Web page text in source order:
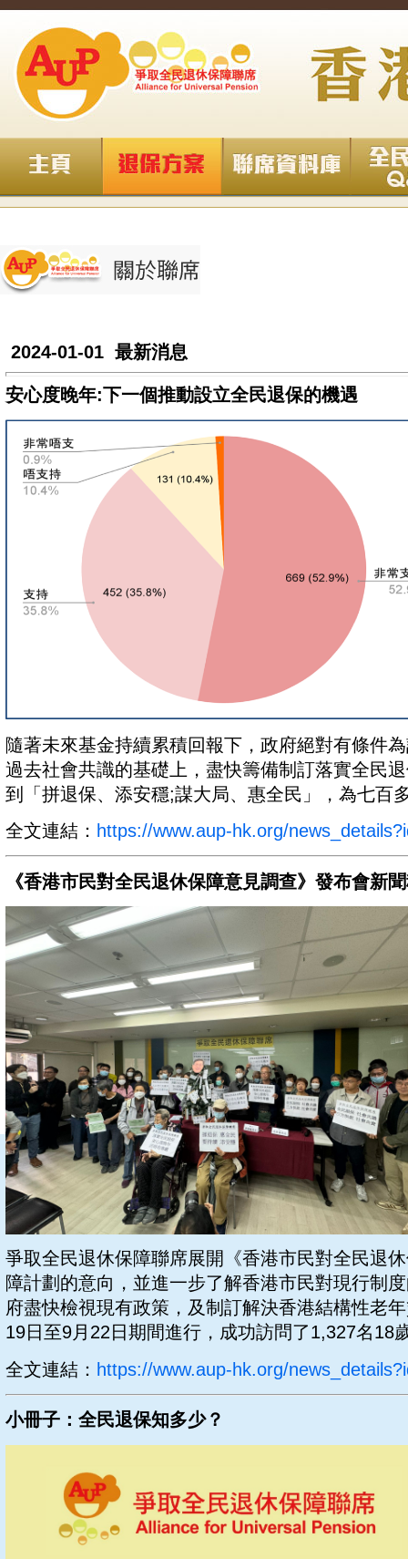
2024-01-01 最新消息
安心度晚年:下一個推動設立全民退保的機遇
隨著未來基金持續累積回報下，政府絕對有條件
過去社會共識的基礎上，盡快籌備制訂落實全民
到「拼退保、添安穩;謀大局、惠全民」，為七百
全文連結： https://www.aup-hk.org/
《香港市民對全民退休保障意見調查》發布會新
爭取全民退休保障聯席展開《香港市民對全民退
障計劃的意向，並進一步了解香港市民對現行制
府盡快檢視現有政策，及制訂解決香港結構性老
19日至9月22日期間進行，成功訪問了1,327名18
全文連結： https://www.aup-hk.org/
小冊子：全民退保知多少？